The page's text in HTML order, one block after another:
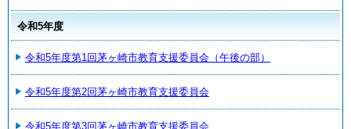
令和5年度
令和5年度第1回茅ヶ崎市教育支援委員会（午後の部）
令和5年度第2回茅ヶ崎市教育支援委員会
令和5年度第3回茅ヶ崎市教育支援委員会